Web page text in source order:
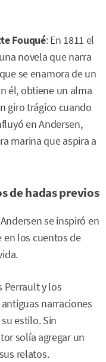
Fouqué: En 1811 el
novela que narra
se enamora de un
él, obtiene un alma
giro trágico cuando
en Andersen,
marina que aspira a
de hadas previos
se inspiró en
en los cuentos de
Perrault y los
narraciones
estilo. Sin
solía agregar un
relatos.